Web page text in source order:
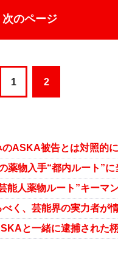
次のページ
1 2